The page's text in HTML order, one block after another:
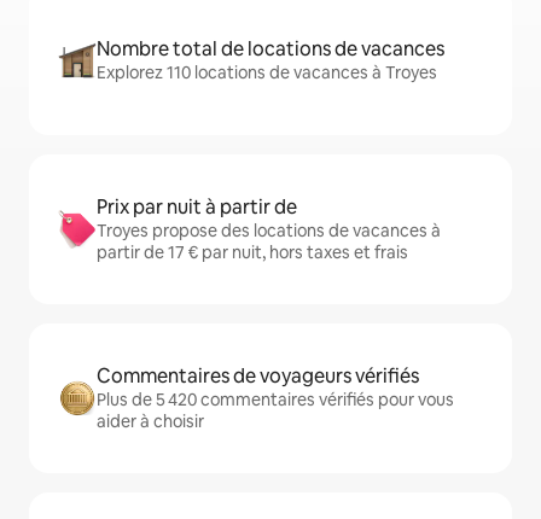
Nombre total de locations de vacances
Explorez 110 locations de vacances à Troyes
Prix par nuit à partir de
Troyes propose des locations de vacances à
partir de 17 € par nuit, hors taxes et frais
Commentaires de voyageurs vérifiés
Plus de 5 420 commentaires vérifiés pour vous
aider à choisir